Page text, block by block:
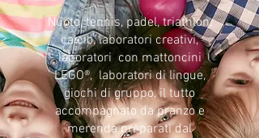
Nuoto, tennis, padel, triathlon,
calcio, laboratori creativi,
laboratori con mattoncini
LEGO®, laboratori di lingue,
giochi di gruppo, il tutto
accompagnato da pranzo e
merenda preparati dal